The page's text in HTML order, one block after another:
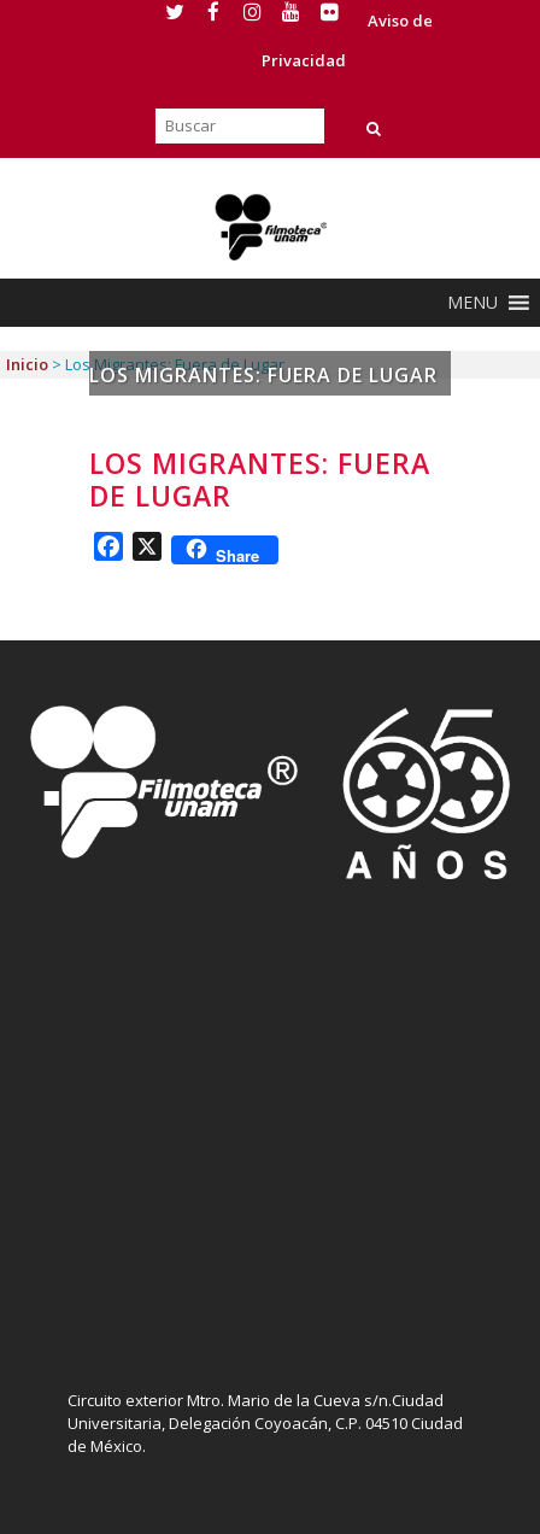
Aviso de
Privacidad
MENU
LOS MIGRANTES: FUERA DE LUGAR
Inicio > Los Migrantes: Fuera de Lugar
LOS MIGRANTES: FUERA
DE LUGAR
Facebook
X Share
Circuito exterior Mtro. Mario de la Cueva s/n.Ciudad
Universitaria, Delegación Coyoacán, C.P. 04510 Ciudad
de México.